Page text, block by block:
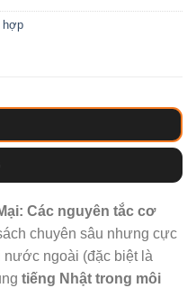
hợp
Các nguyên tắc cơ
chuyên sâu nhưng cực
ngoài (đặc biệt là
tiếng Nhật trong môi